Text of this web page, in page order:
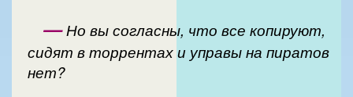
—Но вы согласны, что все копируют,
сидят в торрентах и управы на пиратов
нет?